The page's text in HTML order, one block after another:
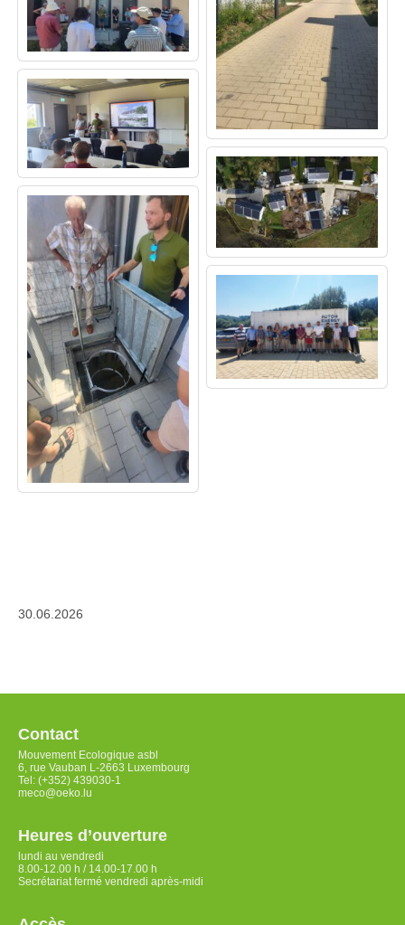
30.06.2026
Contact
Mouvement Ecologique asbl
6, rue Vauban L-2663 Luxembourg
Tel: (+352) 439030-1
meco@oeko.lu
Heures d’ouverture
lundi au vendredi
8.00-12.00 h / 14.00-17.00 h
Secrétariat fermé vendredi après-midi